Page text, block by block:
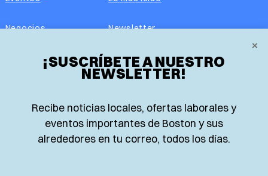
×
¡SUSCRÍBETE A NUESTRO
NEWSLETTER!
Recibe noticias locales, ofertas laborales y
eventos importantes de Boston y sus
alrededores en tu correo, todos los días.
Negocios
Real Estate
Guía de Recursos
Newsletter
Edición impresa
Advertise with us